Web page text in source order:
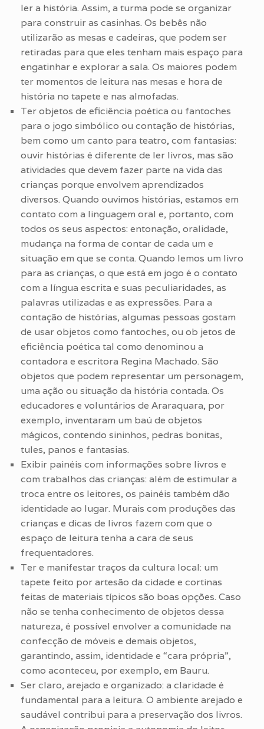
ler a história. Assim, a turma pode se organizar
para construir as casinhas. Os bebês não
utilizarão as mesas e cadeiras, que podem ser
retiradas para que eles tenham mais espaço para
engatinhar e explorar a sala. Os maiores podem
ter momentos de leitura nas mesas e hora de
história no tapete e nas almofadas.
Ter objetos de eficiência poética ou fantoches
para o jogo simbólico ou contação de histórias,
bem como um canto para teatro, com fantasias:
ouvir histórias é diferente de ler livros, mas são
atividades que devem fazer parte na vida das
crianças porque envolvem aprendizados
diversos. Quando ouvimos histórias, estamos em
contato com a linguagem oral e, portanto, com
todos os seus aspectos: entonação, oralidade,
mudança na forma de contar de cada um e
situação em que se conta. Quando lemos um livro
para as crianças, o que está em jogo é o contato
com a língua escrita e suas peculiaridades, as
palavras utilizadas e as expressões. Para a
contação de histórias, algumas pessoas gostam
de usar objetos como fantoches, ou ob jetos de
eficiência poética tal como denominou a
contadora e escritora Regina Machado. São
objetos que podem representar um personagem,
uma ação ou situação da história contada. Os
educadores e voluntários de Araraquara, por
exemplo, inventaram um baú de objetos
mágicos, contendo sininhos, pedras bonitas,
tules, panos e fantasias.
Exibir painéis com informações sobre livros e
com trabalhos das crianças: além de estimular a
troca entre os leitores, os painéis também dão
identidade ao lugar. Murais com produções das
crianças e dicas de livros fazem com que o
espaço de leitura tenha a cara de seus
frequentadores.
Ter e manifestar traços da cultura local: um
tapete feito por artesão da cidade e cortinas
feitas de materiais típicos são boas opções. Caso
não se tenha conhecimento de objetos dessa
natureza, é possível envolver a comunidade na
confecção de móveis e demais objetos,
garantindo, assim, identidade e “cara própria”,
como aconteceu, por exemplo, em Bauru.
Ser claro, arejado e organizado: a claridade é
fundamental para a leitura. O ambiente arejado e
saudável contribui para a preservação dos livros.